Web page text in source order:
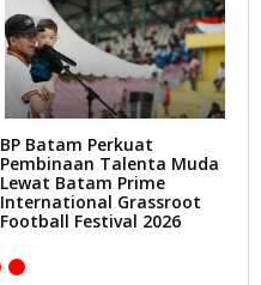
BP Batam Perkuat
Pembinaan Talenta Muda
Lewat Batam Prime
International Grassroot
Football Festival 2026